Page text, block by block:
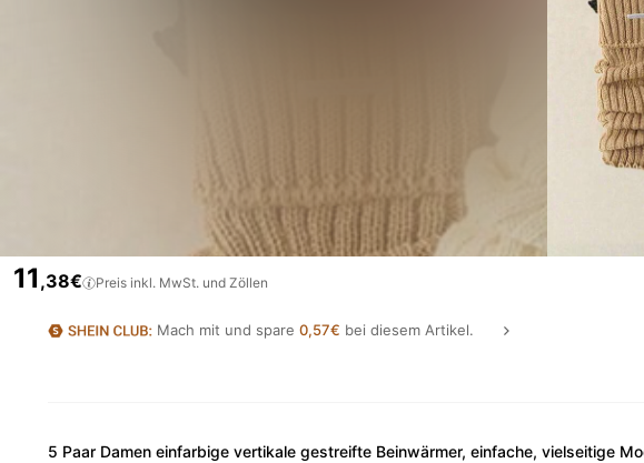
11 ,38€ Preis inkl. MwSt. und Zöllen
Mach mit und spare 0,57€ bei diesem Artikel.
5 Paar Damen einfarbige vertikale gestreifte Beinwärmer, einfache, vielseitige